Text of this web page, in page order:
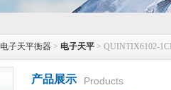
电子天平衡器 > 电子天平 > QUINTIX6102-
产品展示 Products